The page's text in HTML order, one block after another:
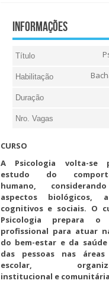
Informações
Título
Habilitação
Duração
Nro. Vagas
CURSO
A Psicologia volta-se
estudo do
humano,
aspectos biológicos,
cognitivos e sociais. O
Psicologia prepara o
profissional para atuar
do bem-estar e da
das pessoas nas áreas
escolar,
institucional e